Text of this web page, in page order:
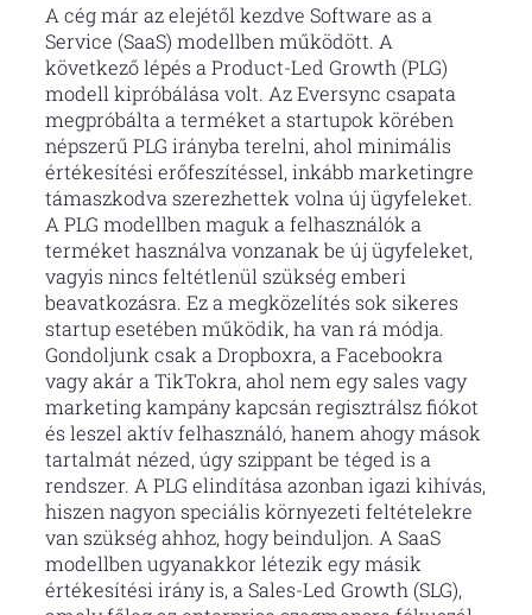
A cég már az elejétől kezdve Software as a
Service (SaaS) modellben működött. A
következő lépés a Product-Led Growth (PLG)
modell kipróbálása volt. Az Eversync csapata
megpróbálta a terméket a startupok körében
népszerű PLG irányba terelni, ahol minimális
értékesítési erőfeszítéssel, inkább marketingre
támaszkodva szerezhettek volna új ügyfeleket.
A PLG modellben maguk a felhasználók a
terméket használva vonzanak be új ügyfeleket,
vagyis nincs feltétlenül szükség emberi
beavatkozásra. Ez a megközelítés sok sikeres
startup esetében működik, ha van rá módja.
Gondoljunk csak a Dropboxra, a Facebookra
vagy akár a TikTokra, ahol nem egy sales vagy
marketing kampány kapcsán regisztrálsz fiókot
és leszel aktív felhasználó, hanem ahogy mások
tartalmát nézed, úgy szippant be téged is a
rendszer. A PLG elindítása azonban igazi kihívás,
hiszen nagyon speciális környezeti feltételekre
van szükség ahhoz, hogy beinduljon. A SaaS
modellben ugyanakkor létezik egy másik
értékesítési irány is, a Sales-Led Growth (SLG),